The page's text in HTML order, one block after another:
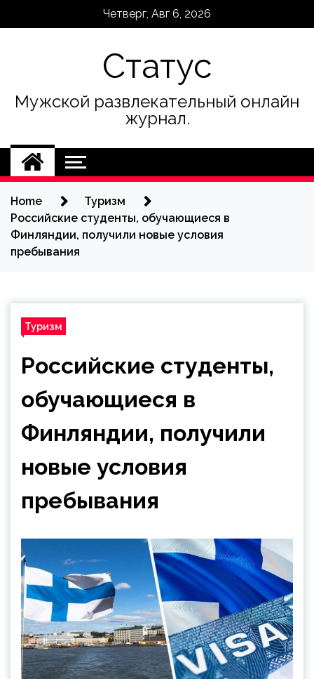
Четверг, Авг 6, 2026
Статус
Мужской развлекательный онлайн
журнал.
Home
Туризм
Российские студенты, обучающиеся в
Финляндии, получили новые условия
пребывания
Туризм
Российские студенты,
обучающиеся в
Финляндии, получили
новые условия
пребывания